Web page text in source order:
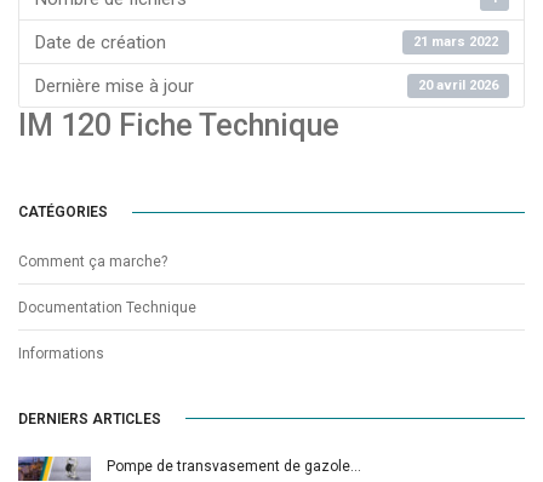
Date de création 21 mars 2022
Dernière mise à jour 20 avril 2026
IM 120 Fiche Technique
CATÉGORIES
Comment ça marche?
Documentation Technique
Informations
DERNIERS ARTICLES
Pompe de transvasement de gazole…